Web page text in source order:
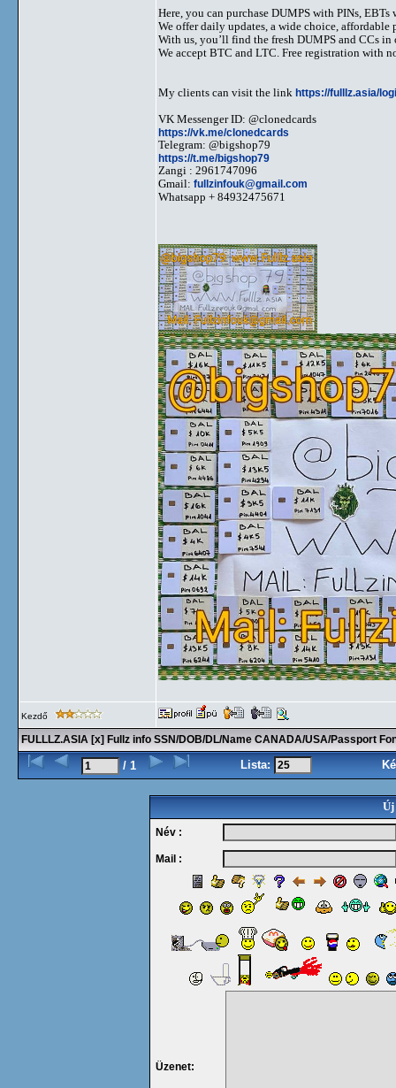
Here, you can purchase DUMPS with PINs,
We offer daily updates, a wide choice,
With us, you’ll find the fresh DUMPS and CCs in
We accept BTC and LTC. Free registration with
My clients can visit the link https://fulllz.asia/
VK Messenger ID: @clonedcards
https://vk.me/clonedcards
Telegram: @bigshop79
https://t.me/bigshop79
Zangi : 2961747096
Gmail: fullzinfouk@gmail.com
Whatsapp + 84932475671
Kezdő
FULLLZ.ASIA [x] Fullz info SSN/DOB/DL/Name CANADA/USA/Passport
/ 1 Lista:
Új
Név :
Mail :
Üzenet: